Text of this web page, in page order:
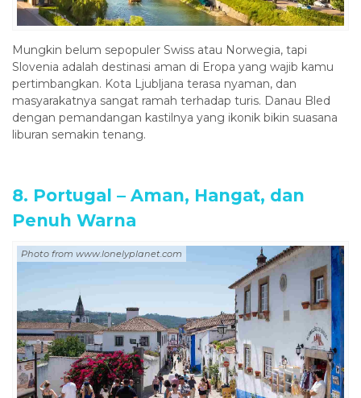
Mungkin belum sepopuler Swiss atau Norwegia, tapi
Slovenia adalah destinasi aman di Eropa yang wajib kamu
pertimbangkan. Kota Ljubljana terasa nyaman, dan
masyarakatnya sangat ramah terhadap turis. Danau Bled
dengan pemandangan kastilnya yang ikonik bikin suasana
liburan semakin tenang.
8. Portugal – Aman, Hangat, dan
Penuh Warna
Photo from www.lonelyplanet.com